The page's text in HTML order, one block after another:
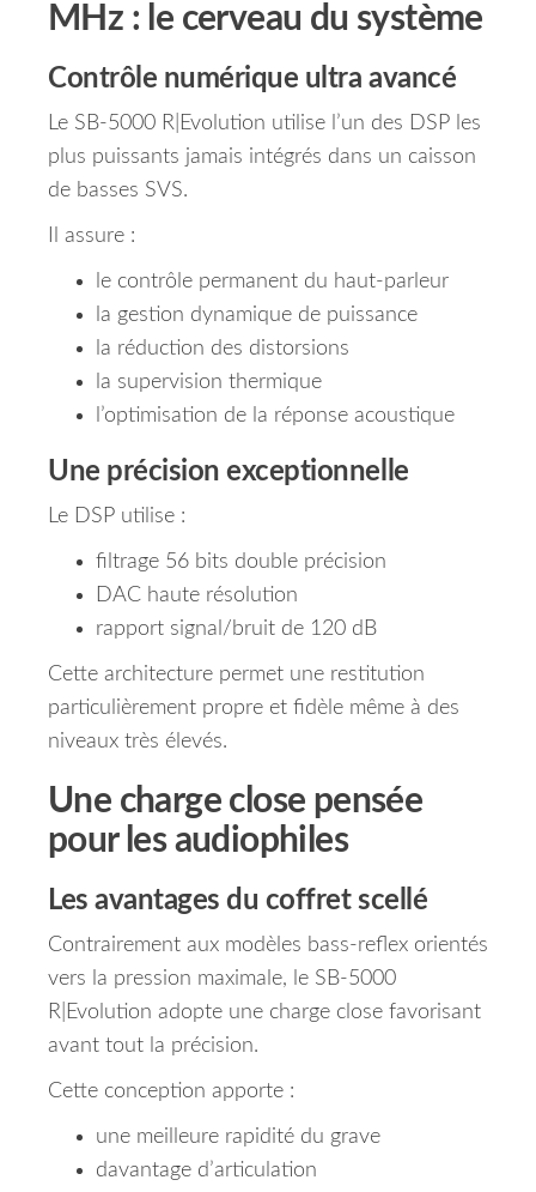
MHz : le cerveau du système
Contrôle numérique ultra avancé
Le SB-5000 R|Evolution utilise l’un des DSP les
plus puissants jamais intégrés dans un caisson
de basses SVS.
Il assure :
le contrôle permanent du haut-parleur
la gestion dynamique de puissance
la réduction des distorsions
la supervision thermique
l’optimisation de la réponse acoustique
Une précision exceptionnelle
Le DSP utilise :
filtrage 56 bits double précision
DAC haute résolution
rapport signal/bruit de 120 dB
Cette architecture permet une restitution
particulièrement propre et fidèle même à des
niveaux très élevés.
Une charge close pensée
pour les audiophiles
Les avantages du coffret scellé
Contrairement aux modèles bass-reflex orientés
vers la pression maximale, le SB-5000
R|Evolution adopte une charge close favorisant
avant tout la précision.
Cette conception apporte :
une meilleure rapidité du grave
davantage d’articulation